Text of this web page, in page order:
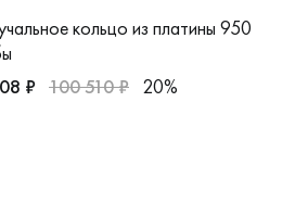
кольцо из платины 950
₽ 100 510 ₽ 20%